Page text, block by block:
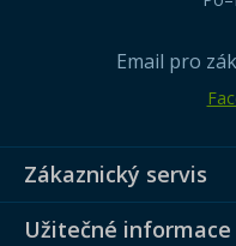
Email pro
Zákaznický servis
Užitečné informace